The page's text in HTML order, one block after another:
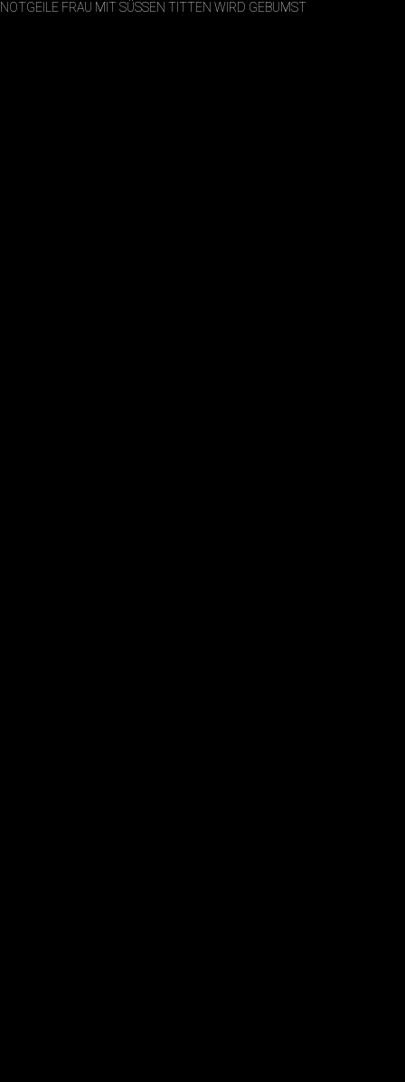
NOTGEILE FRAU MIT SÜSSEN TITTEN WIRD GEBUMST